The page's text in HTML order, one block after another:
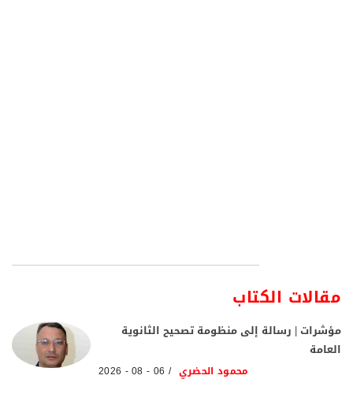
مقالات الكتاب
مؤشرات | رسالة إلى منظومة تصحيح الثانوية
العامة
محمود الحضري 06 - 08 - 2026